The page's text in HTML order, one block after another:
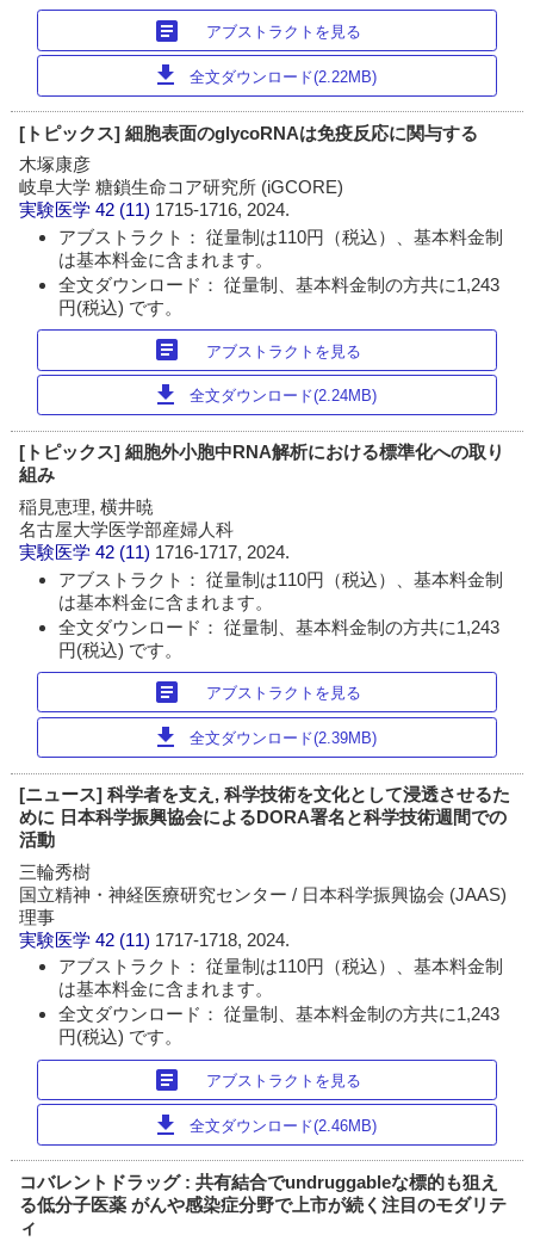
article アブストラクトを見る
download 全文ダウンロード(2.22MB)
[トピックス] 細胞表面のglycoRNAは免疫反応に関与する
木塚康彦
岐阜大学 糖鎖生命コア研究所 (iGCORE)
実験医学 42 (11) 1715-1716, 2024.
アブストラクト： 従量制は110円（税込）、基本料金制
は基本料金に含まれます。
全文ダウンロード： 従量制、基本料金制の方共に1,243
円(税込) です。
article アブストラクトを見る
download 全文ダウンロード(2.24MB)
[トピックス] 細胞外小胞中RNA解析における標準化への取り
組み
稲見恵理, 横井暁
名古屋大学医学部産婦人科
実験医学 42 (11) 1716-1717, 2024.
アブストラクト： 従量制は110円（税込）、基本料金制
は基本料金に含まれます。
全文ダウンロード： 従量制、基本料金制の方共に1,243
円(税込) です。
article アブストラクトを見る
download 全文ダウンロード(2.39MB)
[ニュース] 科学者を支え, 科学技術を文化として浸透させるた
めに 日本科学振興協会によるDORA署名と科学技術週間での
活動
三輪秀樹
国立精神・神経医療研究センター / 日本科学振興協会 (JAAS)
理事
実験医学 42 (11) 1717-1718, 2024.
アブストラクト： 従量制は110円（税込）、基本料金制
は基本料金に含まれます。
全文ダウンロード： 従量制、基本料金制の方共に1,243
円(税込) です。
article アブストラクトを見る
download 全文ダウンロード(2.46MB)
コバレントドラッグ : 共有結合でundruggableな標的も狙え
る低分子医薬 がんや感染症分野で上市が続く注目のモダリテ
ィ